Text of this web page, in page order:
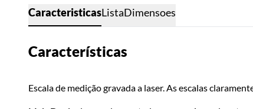
CaracteristicasListaDimensoes
Características
Escala de medição gravada a laser. As escalas